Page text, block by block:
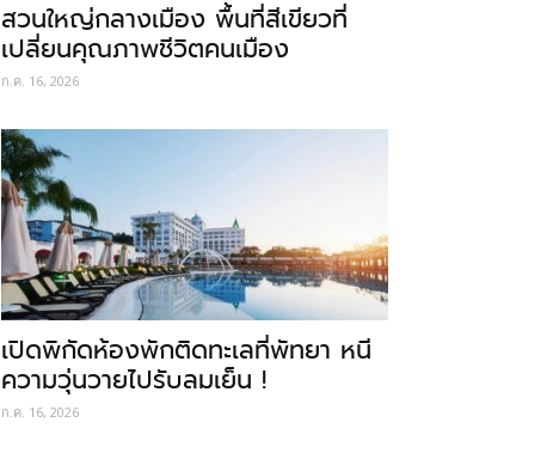
สวนใหญ่กลางเมือง พื้นที่สีเขียวที่
เปลี่ยนคุณภาพชีวิตคนเมือง
ก.ค. 16, 2026
เปิดพิกัดห้องพักติดทะเลที่พัทยา หนี
ความวุ่นวายไปรับลมเย็น !
ก.ค. 16, 2026